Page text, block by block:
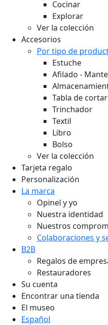
Cocinar
Explorar
Ver la colección
Accesorios
Por tipo de
Estuche
Afilado -
Tabla de cortar
Trinchador
Textil
Libro
Bolso
Ver la colección
Tarjeta regalo
Personalización
La marca
Opinel y yo
Nuestra identidad
Nuestros
Colaboraciones y
B2B
Regalos de
Restauradores
Su cuenta
Encontrar una tienda
El museo
Español